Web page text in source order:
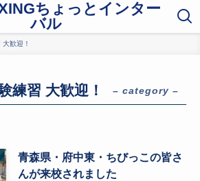
ちょっとインター
バル
歓迎！
練習 大歓迎！ – category –
青森県・府中東・ちびっこの皆さ
んが来校されました